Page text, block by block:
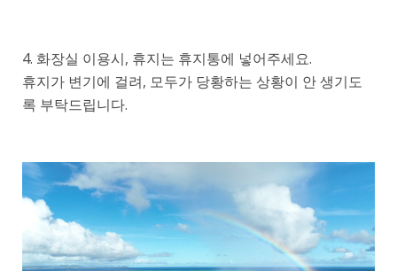
4. 화장실 이용시, 휴지는 휴지통에 넣어주세요.
휴지가 변기에 걸려, 모두가 당황하는 상황이 안 생기도
록 부탁드립니다.